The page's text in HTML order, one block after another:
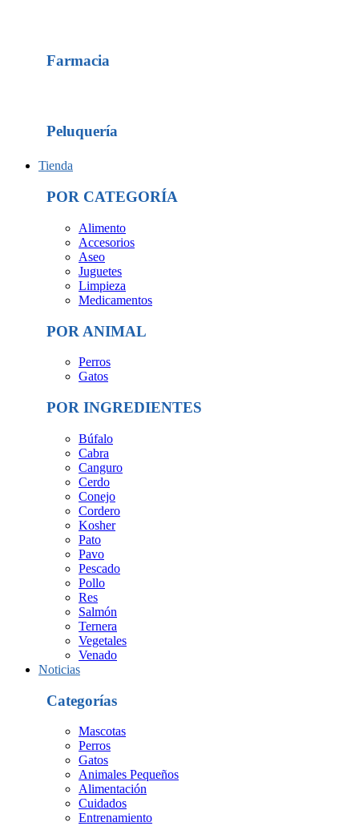
Farmacia
Peluquería
Tienda
POR CATEGORÍA
Alimento
Accesorios
Aseo
Juguetes
Limpieza
Medicamentos
POR ANIMAL
Perros
Gatos
POR INGREDIENTES
Búfalo
Cabra
Canguro
Cerdo
Conejo
Cordero
Kosher
Pato
Pavo
Pescado
Pollo
Res
Salmón
Ternera
Vegetales
Venado
Noticias
Categorías
Mascotas
Perros
Gatos
Animales Pequeños
Alimentación
Cuidados
Entrenamiento